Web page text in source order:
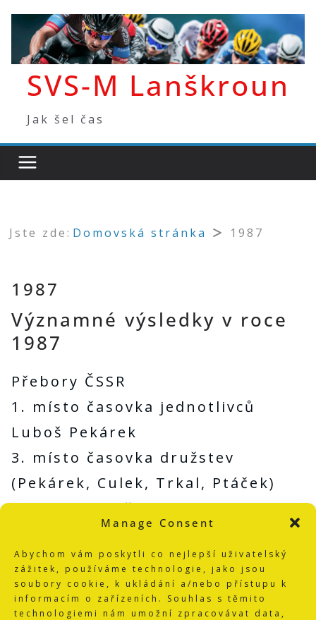
Manage Consent
Abychom vám poskytli co nejlepší uživatelský
zážitek, používáme technologie, jako jsou
soubory cookie, k ukládání a/nebo přístupu k
informacím o zařízeních. Souhlas s těmito
technologiemi nám umožní zpracovávat data,
Přeskočit
obsah
SVS-M Lanškroun
Jak šel čas
Jste zde: Domovská stránka 1987
1987
Významné výsledky v roce
1987
Přebory ČSSR
1. místo časovka jednotlivců
Luboš Pekárek
3. místo časovka družstev
(Pekárek, Culek, Trkal, Ptáček)
3. místo silniční závod MD Milan
Mezinárodní závody
1. místo Závod míru mládeže v
Terezíně Luboš Pekárek